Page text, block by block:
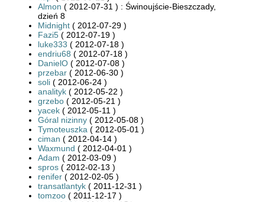
Almon ( 2012-07-31 ) : Świnoujście-Bieszczady,
dzień 8
Midnight ( 2012-07-29 )
Fazi5 ( 2012-07-19 )
luke333 ( 2012-07-18 )
endriu68 ( 2012-07-18 )
DanielO ( 2012-07-08 )
przebar ( 2012-06-30 )
soli ( 2012-06-24 )
analityk ( 2012-05-22 )
grzebo ( 2012-05-21 )
yacek ( 2012-05-11 )
Góral nizinny ( 2012-05-08 )
Tymoteuszka ( 2012-05-01 )
ciman ( 2012-04-14 )
Waxmund ( 2012-04-01 )
Adam ( 2012-03-09 )
spros ( 2012-02-13 )
renifer ( 2012-02-05 )
transatlantyk ( 2011-12-31 )
tomzoo ( 2011-12-17 )